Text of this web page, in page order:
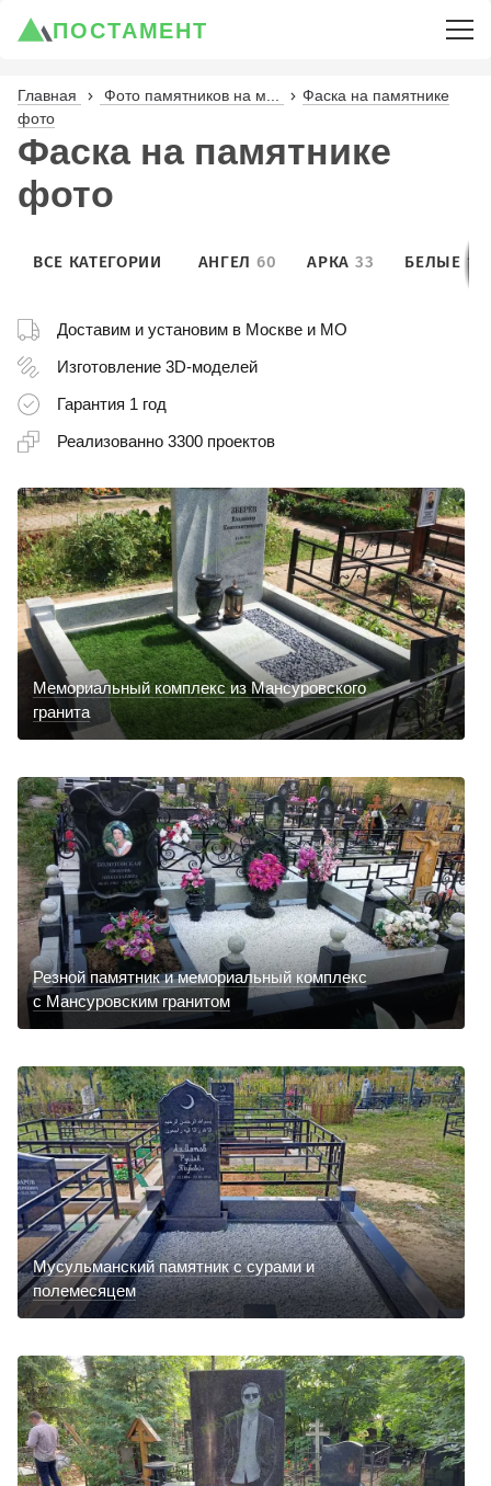
ПОСТАМЕНТ
Главная Фото памятников на м...
Фаска на памятнике
фото
Фаска на памятнике
фото
ВСЕ КАТЕГОРИИ АНГЕЛ 60 АРКА 33 БЕЛЫЕ
Доставим и установим в Москве и МО
Изготовление 3D-моделей
Гарантия 1 год
Реализованно 3300 проектов
Мемориальный комплекс из Мансуровского
гранита
Резной памятник и мемориальный комплекс
с Мансуровским гранитом
Мусульманский памятник с сурами и
полемесяцем